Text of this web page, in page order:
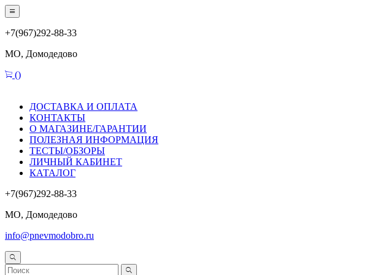
+7(967)292-88-33
МО, Домодедово
()
ДОСТАВКА И ОПЛАТА
КОНТАКТЫ
О МАГАЗИНЕ/ГАРАНТИИ
ПОЛЕЗНАЯ ИНФОРМАЦИЯ
ТЕСТЫ/ОБЗОРЫ
ЛИЧНЫЙ КАБИНЕТ
КАТАЛОГ
+7(967)292-88-33
МО, Домодедово
info@pnevmodobro.ru